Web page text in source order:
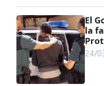
El
la
24/